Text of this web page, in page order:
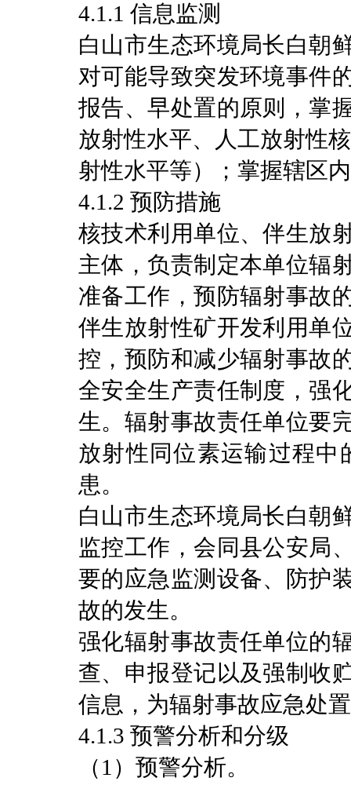
4.1.1 信息监测
白山市生态环境局长白朝
对可能导致突发环境事件
报告、早处置的原则，掌
放射性水平、人工放射性
射性水平等）；掌握辖区
4.1.2 预防措施
核技术利用单位、伴生放
主体，负责制定本单位辐
准备工作，预防辐射事故
伴生放射性矿开发利用单
控，预防和减少辐射事故
全安全生产责任制度，强
生。辐射事故责任单位要
放射性同位素运输过程中
患。
白山市生态环境局长白朝
监控工作，会同县公安局
要的应急监测设备、防护
故的发生。
强化辐射事故责任单位的
查、申报登记以及强制收
信息，为辐射事故应急处
4.1.3 预警分析和分级
（1）预警分析。